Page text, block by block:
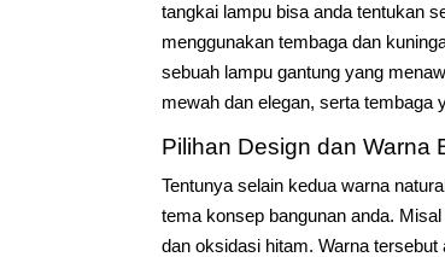
tangkai lampu bisa anda tentukan
menggunakan tembaga dan
sebuah lampu gantung yang
mewah dan elegan, serta tembaga
Pilihan Design dan Warna
Tentunya selain kedua warna
tema konsep bangunan anda.
dan oksidasi hitam. Warna